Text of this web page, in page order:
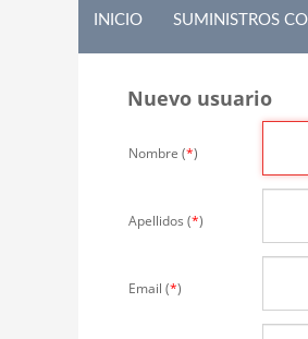
INICIO SUMINISTROS
Nuevo usuario
Nombre (*)
Apellidos (*)
Email (*)